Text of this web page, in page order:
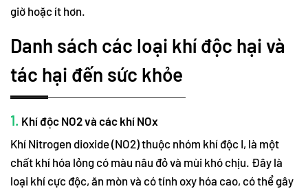
giờ hoặc ít hơn.
Danh sách các loại khí độc hại và
tác hại đến sức khỏe
1. Khí độc NO2 và các khí NOx
Khí Nitrogen dioxide (NO2) thuộc nhóm khí độc I, là một
chất khí hóa lỏng có màu nâu đỏ và mùi khó chịu. Đây là
loại khí cực độc, ăn mòn và có tính oxy hóa cao, có thể gây